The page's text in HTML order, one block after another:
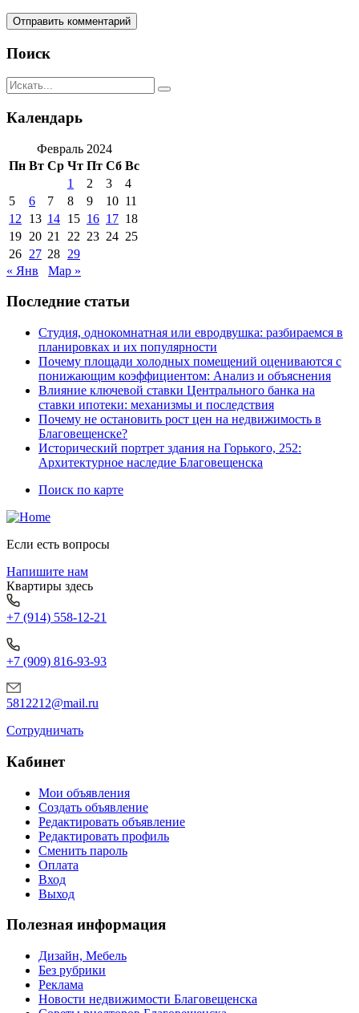
Поиск
Календарь
Февраль 2024
Пн Вт Ср Чт Пт Сб Вс
1
2 3
4
5
6 7 8 9 10 11
12
13 14 15 16 17 18
19 20 21 22 23 24 25
26 27 28 29
« Янв
Мар »
Последние статьи
Студия, однокомнатная или евродвушка: разбираемся в
планировках и их популярности
Почему площади холодных помещений оцениваются с
понижающим коэффициентом: Анализ и объяснения
Влияние ключевой ставки Центрального банка на
ставки ипотеки: механизмы и последствия
Почему не остановить рост цен на недвижимость в
Благовещенске?
Исторический портрет здания на Горького, 252:
Архитектурное наследие Благовещенска
Поиск по карте
Если есть вопросы
Напишите нам
Квартиры здесь
+7 (914) 558-12-21
+7 (909) 816-93-93
5812212@mail.ru
Сотрудничать
Кабинет
Мои объявления
Создать объявление
Редактировать объявление
Редактировать профиль
Сменить пароль
Оплата
Вход
Выход
Полезная информация
Дизайн, Мебель
Без рубрики
Реклама
Новости недвижимости Благовещенска